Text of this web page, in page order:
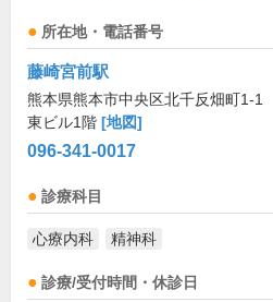
所在地・電話番号
藤崎宮前駅
熊本県熊本市中央区北千反畑町1-1
東ビル1階 [地図]
096-341-0017
診療科目
心療内科 精神科
診療/受付時間・休診日